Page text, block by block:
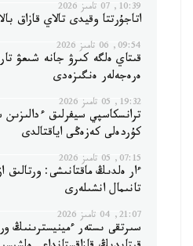
10:39, 07 تامىز 2026
اتاجۇرتتا وقيدى تالاي قازاق
09:54, 06 تامىز 2026
قىتاي ەلگە كىرۋ جانە شىعۋ
ەرەجەلەر ەنگىزەدى
19:32, 05 تامىز 2026
ترانسكاسپي سيفرلىق
كۇردەلى كەزەڭى اياقتالدى
07:15, 05 تامىز 2026
ءار ەلدىڭ ماقتانىشى: ورتالىق
تانىمال انشىلەرى
21:07, 04 تامىز 2026
سىرتقى ىستەر ءمينيسترىنىڭ